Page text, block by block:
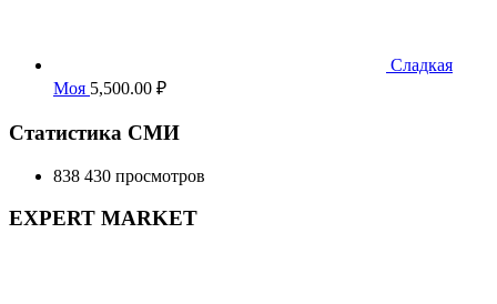
Сладкая
Моя 5,500.00 ₽
Статистика СМИ
838 430 просмотров
EXPERT MARKET